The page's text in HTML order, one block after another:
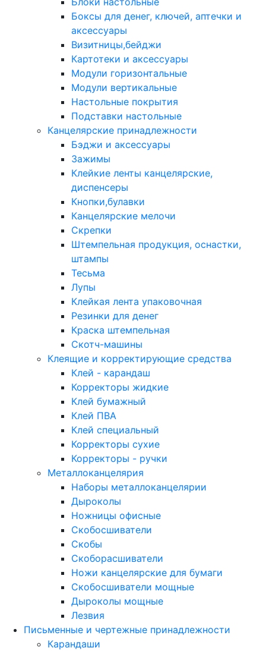
Боксы для денег, ключей, аптечки и
аксессуары
Визитницы,бейджи
Картотеки и аксессуары
Модули горизонтальные
Модули вертикальные
Настольные покрытия
Подставки настольные
Канцелярские принадлежности
Бэджи и аксессуары
Зажимы
Клейкие ленты канцелярские,
диспенсеры
Кнопки,булавки
Канцелярские мелочи
Скрепки
Штемпельная продукция, оснастки,
штампы
Тесьма
Лупы
Клейкая лента упаковочная
Резинки для денег
Краска штемпельная
Скотч-машины
Клеящие и корректирующие средства
Клей - карандаш
Корректоры жидкие
Клей бумажный
Клей ПВА
Клей специальный
Корректоры сухие
Корректоры - ручки
Металлоканцелярия
Наборы металлоканцелярии
Дыроколы
Ножницы офисные
Скобосшиватели
Скобы
Скоборасшиватели
Ножи канцелярские для бумаги
Скобосшиватели мощные
Дыроколы мощные
Лезвия
Письменные и чертежные принадлежности
Карандаши